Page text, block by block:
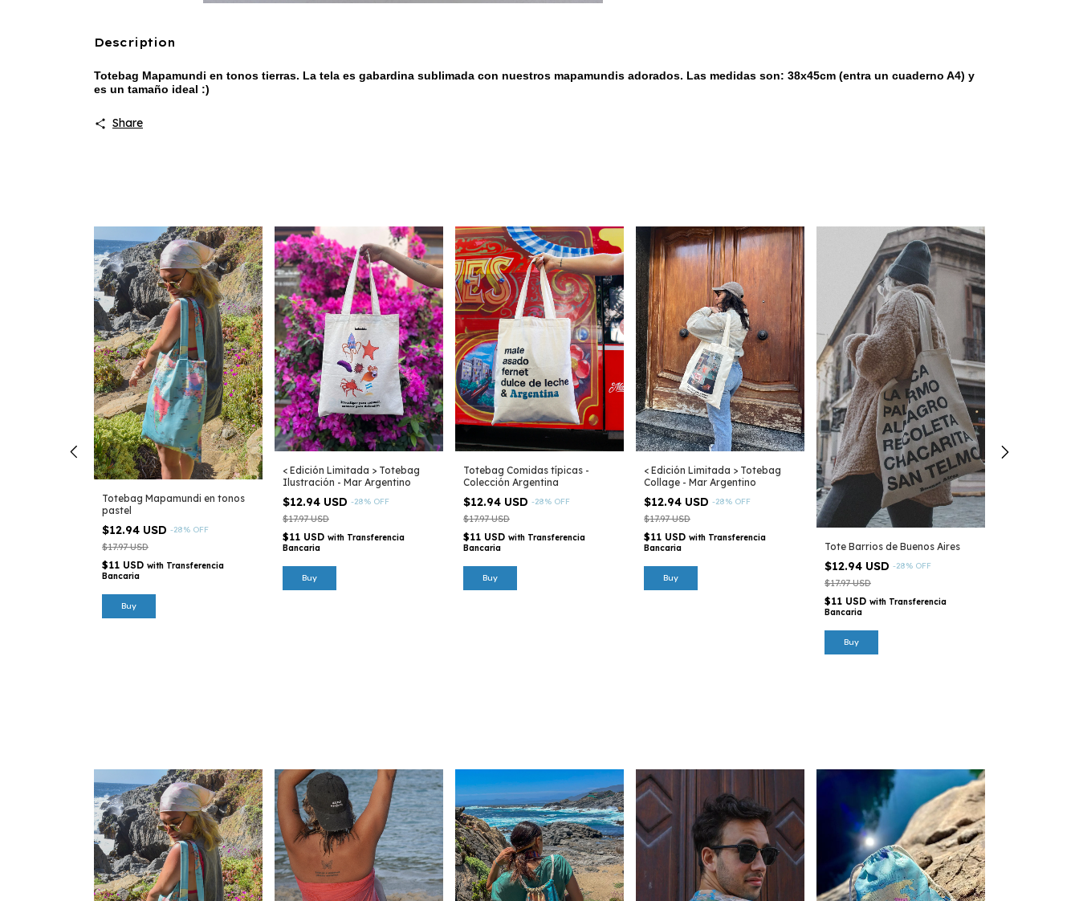
Description
Totebag Mapamundi en tonos tierras. La tela es gabardina sublimada con nuestros mapamundis adorados. Las medidas son: 38x45cm (entra un cuaderno A4) y
es un tamaño ideal :)
Share
Totebag Mapamundi en tonos
pastel
$12.94 USD -28% OFF
$17.97 USD
$11 USD with Transferencia
Bancaria
< Edición Limitada > Totebag
Ilustración - Mar Argentino
$12.94 USD -28% OFF
$17.97 USD
$11 USD with Transferencia
Bancaria
Totebag Comidas típicas -
Colección Argentina
$12.94 USD -28% OFF
$17.97 USD
$11 USD with Transferencia
Bancaria
< Edición Limitada > Totebag
Collage - Mar Argentino
$12.94 USD -28% OFF
$17.97 USD
$11 USD with Transferencia
Bancaria
Tote Barrios de Buenos Aires
$12.94 USD -28% OFF
$17.97 USD
$11 USD with Transferencia
Bancaria